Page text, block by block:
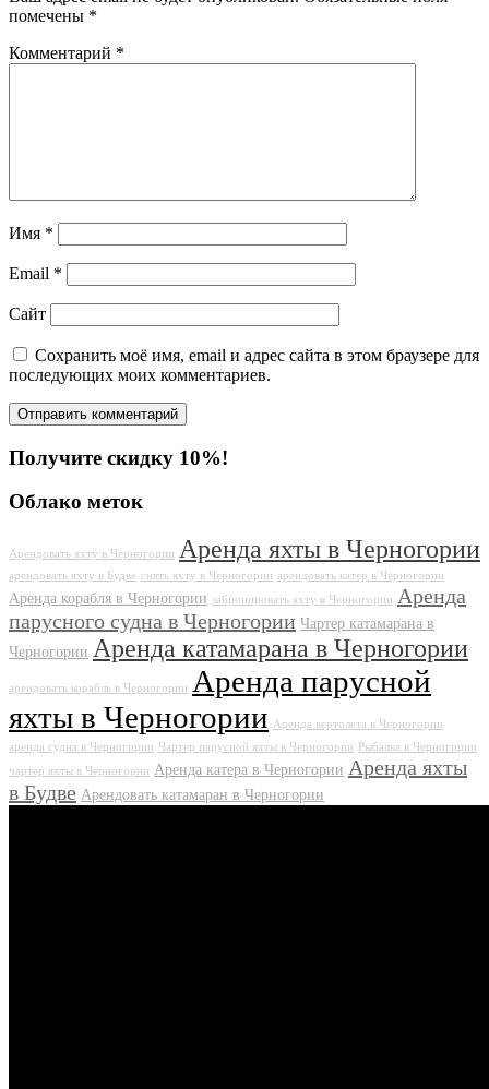
помечены *
Комментарий *
Имя *
Email *
Сайт
Сохранить моё имя, email и адрес сайта в этом браузере для
последующих моих комментариев.
Получите скидку 10%!
Облако меток
Арендовать яхту в Черногории Аренда яхты в Черногории
арендовать яхту в Будве снять яхту в Черногории арендовать катер в Черногории
Аренда корабля в Черногории забронировать яхту в Черногории
Аренда
парусного судна в Черногории Чартер катамарана в
Черногории Аренда катамарана в Черногории
арендовать корабль в Черногории
Аренда парусной
яхты в Черногории Аренда вертолета в Черногории
аренда судна в Черногории Чартер парусной яхты в Черногории
Рыбалка в Черногории
чартер яхты в Черногории Аренда катера в Черногории Аренда яхты
в Будве Арендовать катамаран в Черногории